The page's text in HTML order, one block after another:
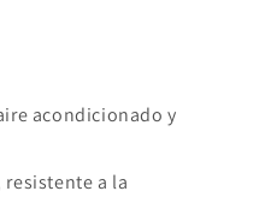
acondicionado y
a la